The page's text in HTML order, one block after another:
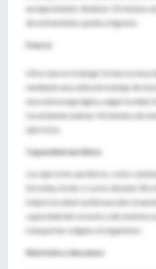
envejecimiento. Realizar 10 minutos
de estiramiento ayuda a lograrla.
Fuerza
Otra clave es trabajar la fuerza
mediante una rutina de trabajo de
una sobrecarga ligera, según la edad.
recomienda realizar 10 minutos de
ejercicios.
Capacidad aeróbica
Los ejercicios aeróbicos, como
bicicleta, trotar o correr durante 30 a
mejora la salud cardiovascular al
capacidad del corazón y del sistema
transportar oxígeno al organismo.
Nutrición y descanso